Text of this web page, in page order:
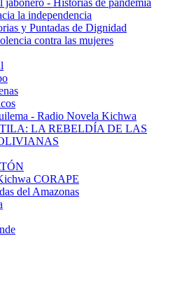
jabonero - Historias de pandemia
la independencia
y Puntadas de Dignidad
contra las mujeres
- Radio Novela Kichwa
LA REBELDÍA DE LAS
CORAPE
del Amazonas